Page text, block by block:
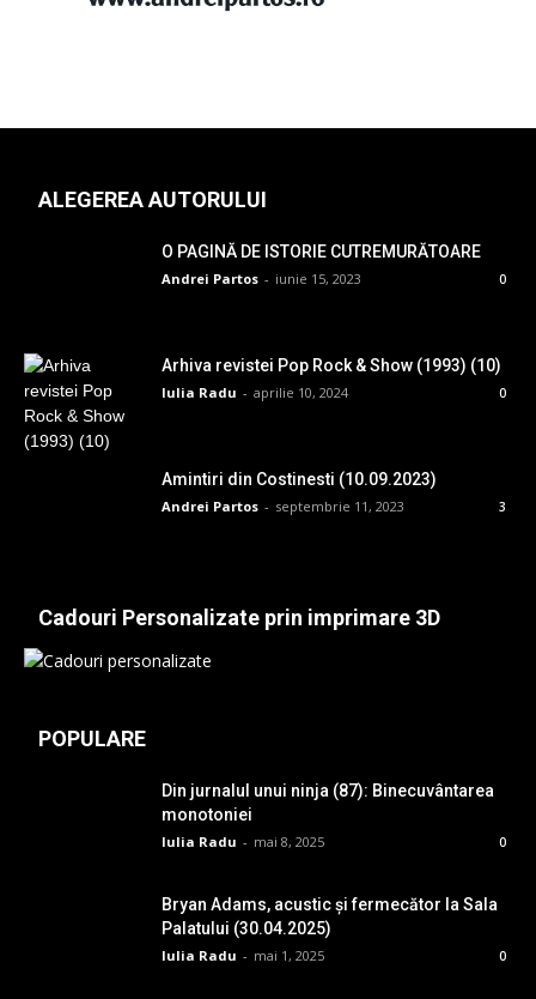
ALEGEREA AUTORULUI
O PAGINĂ DE ISTORIE CUTREMURĂTOARE
Andrei Partos - iunie 15, 2023 0
Arhiva revistei Pop Rock & Show (1993) (10)
Iulia Radu - aprilie 10, 2024 0
Amintiri din Costinesti (10.09.2023)
Andrei Partos - septembrie 11, 2023 3
Cadouri Personalizate prin imprimare 3D
POPULARE
Din jurnalul unui ninja (87): Binecuvântarea
monotoniei
Iulia Radu - mai 8, 2025 0
Bryan Adams, acustic și fermecător la Sala
Palatului (30.04.2025)
Iulia Radu - mai 1, 2025 0